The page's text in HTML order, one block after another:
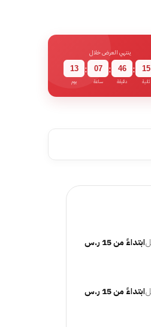
ينتهي العرض خلال
13
يوم
: 07
ساعة
: 46
دقيقة
: 14
ثانية
ابتداءً من 15 ر.س
ابتداءً من 15 ر.س